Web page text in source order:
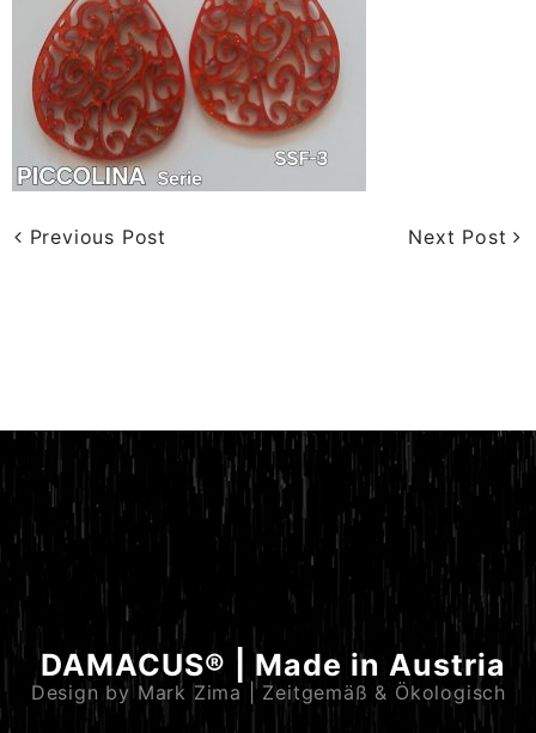
Previous Post Next Post
DAMACUS® | Made in Austria
Design by Mark Zima | Zeitgemäß & Ökologisch